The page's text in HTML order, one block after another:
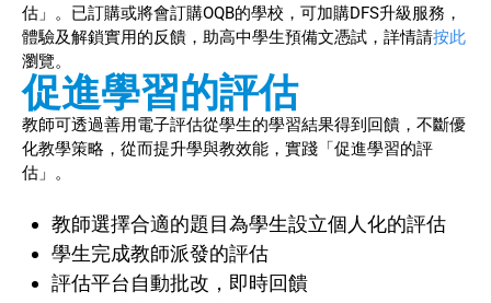
估」。已訂購或將會訂購OQB的學校，可加購DFS升級服務，
體驗及解鎖實用的反饋，助高中學生預備文憑試，詳情請按此
瀏覽。
促進學習的評估
教師可透過善用電子評估從學生的學習結果得到回饋，不斷優
化教學策略，從而提升學與教效能，實踐「促進學習的評
估」。
教師選擇合適的題目為學生設立個人化的評估
學生完成教師派發的評估
評估平台自動批改，即時回饋